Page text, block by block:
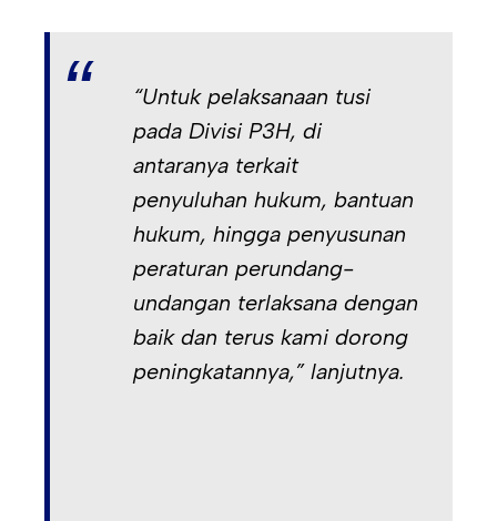
“Untuk pelaksanaan tusi
pada Divisi P3H, di
antaranya terkait
penyuluhan hukum, bantuan
hukum, hingga penyusunan
peraturan perundang-
undangan terlaksana dengan
baik dan terus kami dorong
peningkatannya,” lanjutnya.